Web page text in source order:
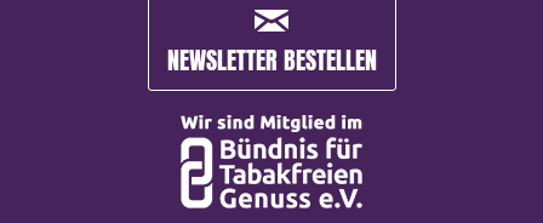
NEWSLETTER BESTELLEN